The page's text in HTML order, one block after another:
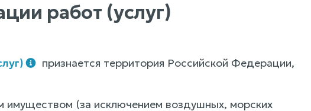
работ (услуг)
признается территория Российской Федерации,
имуществом (за исключением воздушных, морских